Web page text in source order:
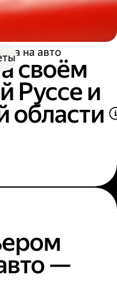
на авто
своём
Руссе и
области
—